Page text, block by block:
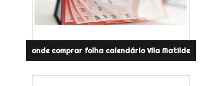
onde comprar folha calendário Vila Matilde